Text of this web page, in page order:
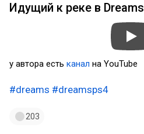
Идущий к реке в Dreams
у автора есть канал на YouTube
#dreams #dreamsps4
203